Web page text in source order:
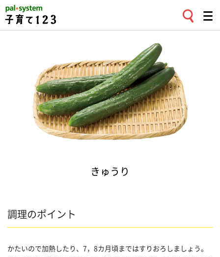
きゅうり
調理のポイント
かたいので加熱したり、7，8カ月頃まではすりおろしましょう。